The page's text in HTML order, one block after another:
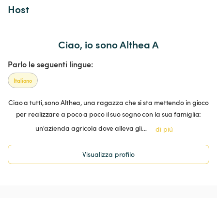
Host
Ciao, io sono Althea A
Parlo le seguenti lingue:
Italiano
Ciao a tutti, sono Althea, una ragazza che si sta mettendo in gioco
per realizzare a poco a poco il suo sogno con la sua famiglia:
un'azienda agricola dove alleva gli…
di piú
Visualizza profilo